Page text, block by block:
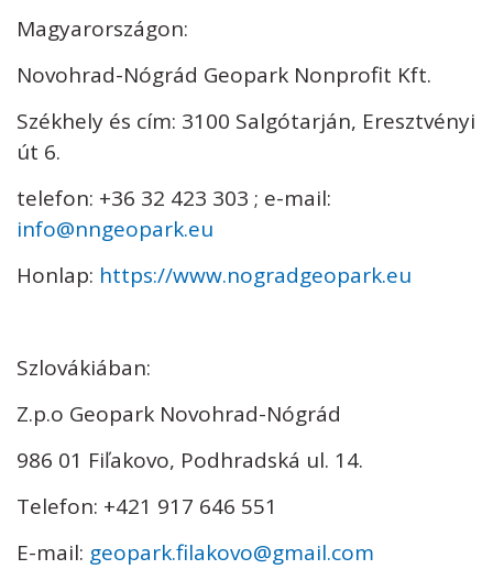
Magyarországon:
Novohrad-Nógrád Geopark Nonprofit Kft.
Székhely és cím: 3100 Salgótarján, Eresztvényi
út 6.
telefon: +36 32 423 303 ; e-mail:
info@nngeopark.eu
Honlap: https://www.nogradgeopark.eu
Szlovákiában:
Z.p.o Geopark Novohrad-Nógrád
986 01 Fiľakovo, Podhradská ul. 14.
Telefon: +421 917 646 551
E-mail: geopark.filakovo@gmail.com